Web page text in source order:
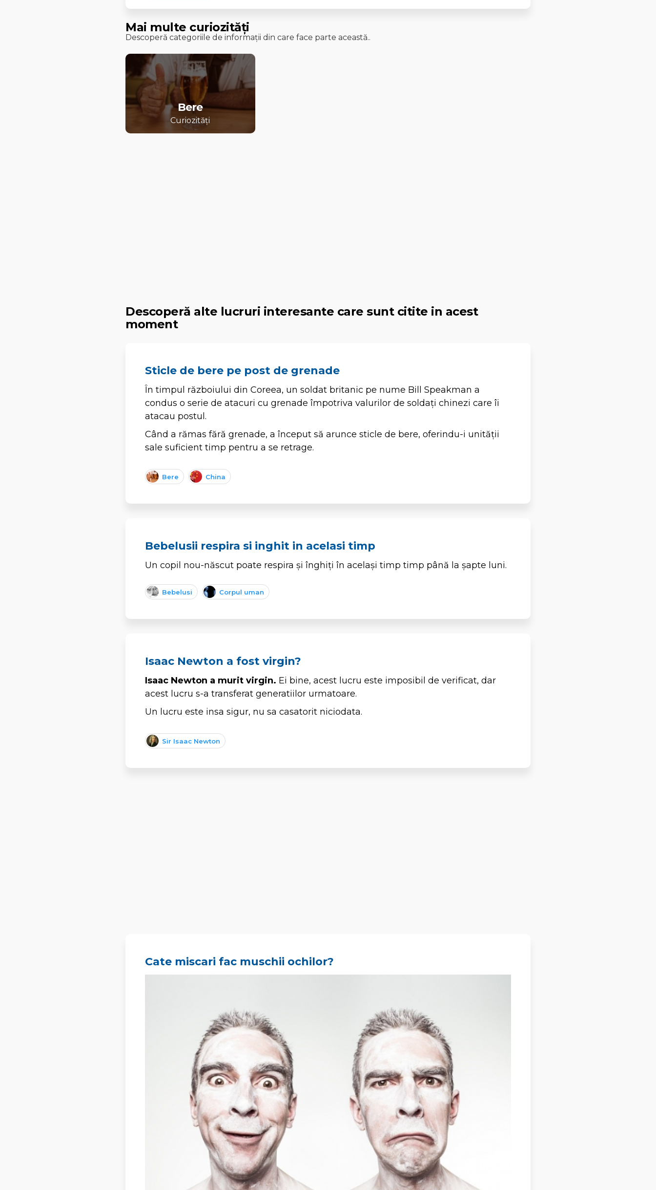
Mai multe curiozități
Descoperă categoriile de informații din care face parte această..
Bere
Curiozități
Descoperă alte lucruri interesante care sunt citite in acest
moment
Sticle de bere pe post de grenade
În timpul războiului din Coreea, un soldat britanic pe nume Bill Speakman a
condus o serie de atacuri cu grenade împotriva valurilor de soldați chinezi care îi
atacau postul.
Când a rămas fără grenade, a început să arunce sticle de bere, oferindu-i unității
sale suficient timp pentru a se retrage.
Bere China
Bebelusii respira si inghit in acelasi timp
Un copil nou-născut poate respira și înghiți în același timp timp până la șapte luni.
Bebelusi Corpul uman
Isaac Newton a fost virgin?
Isaac Newton a murit virgin. Ei bine, acest lucru este imposibil de verificat, dar
acest lucru s-a transferat generatiilor urmatoare.
Un lucru este insa sigur, nu sa casatorit niciodata.
Sir Isaac Newton
Cate miscari fac muschii ochilor?